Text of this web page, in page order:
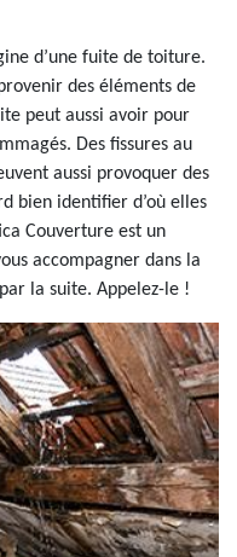
d’une fuite de toiture.
des éléments de
peut aussi avoir pour
Des fissures au
aussi provoquer des
bien identifier d’où elles
Couverture est un
accompagner dans la
la suite. Appelez-le !